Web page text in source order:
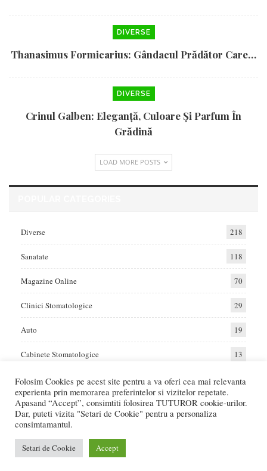
DIVERSE
Thanasimus Formicarius: Gândacul Prădător Care…
DIVERSE
Crinul Galben: Eleganță, Culoare Și Parfum În
Grădină
LOAD MORE POSTS
Diverse 218
Sanatate 118
Magazine Online 70
Clinici Stomatologice 29
Auto 19
Cabinete Stomatologice 13
Home Auto Diverse Sanatate
Va raportam cele mai bune oferte de servicii si produse din Romania. Recenzii
Online care va ajuta sa faceti cea mai buna alegere.
Folosim Cookies pe acest site pentru a va oferi cea mai relevanta
experienta prin memorarea preferintelor si vizitelor repetate.
Apasand “Accept”, consimtiti folosirea TUTUROR cookie-urilor.
Dar, puteti vizita "Setari de Cookie" pentru a personaliza
consimtamantul.
Setari de Cookie Accept